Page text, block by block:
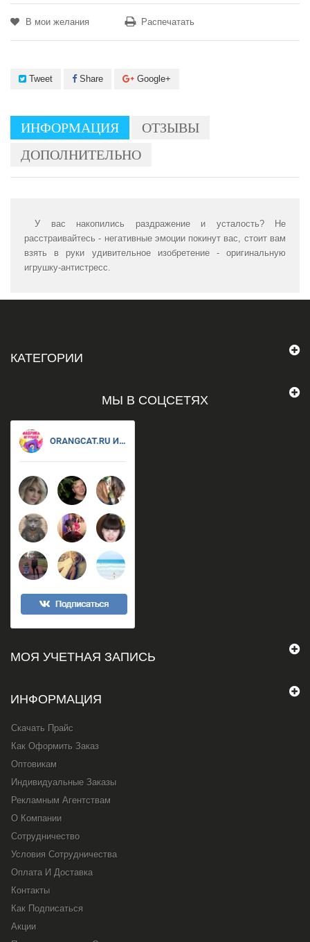
В мои желания Распечатать
Tweet Share Google+
ИНФОРМАЦИЯ
ОТЗЫВЫ
ДОПОЛНИТЕЛЬНО
У вас накопились раздражение и усталость? Не
расстраивайтесь - негативные эмоции покинут вас, стоит вам
взять в руки удивительное изобретение - оригинальную
игрушку-антистресс.
КАТЕГОРИИ
МЫ В СОЦСЕТЯХ
МОЯ УЧЕТНАЯ ЗАПИСЬ
ИНФОРМАЦИЯ
Скачать Прайс
Как Оформить Заказ
Оптовикам
Индивидуальные Заказы
Рекламным Агентствам
О Компании
Сотрудничество
Условия Сотрудничества
Оплата И Доставка
Контакты
Как Подписаться
Акции